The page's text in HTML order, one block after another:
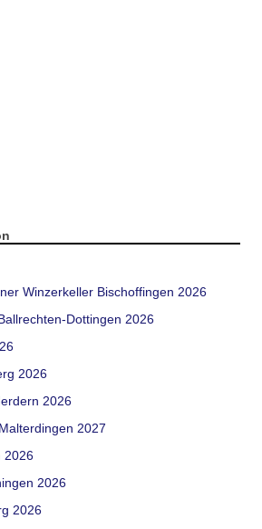
Winzerkeller Bischoffingen 2026
Dottingen 2026
2026
2026
2027
2026
2026
2026